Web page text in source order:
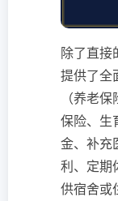
除了直接
提供了全
（养老
保险、生
金、补充
利、定期
供宿舍或